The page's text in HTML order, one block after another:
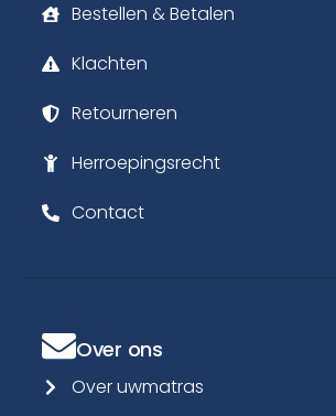
Bestellen & Betalen
Klachten
Retourneren
Herroepingsrecht
Contact
Over ons
Over uwmatras